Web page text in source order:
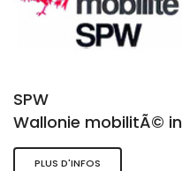
SPW
Wallonie mobilitÃ©
PLUS D'INFOS